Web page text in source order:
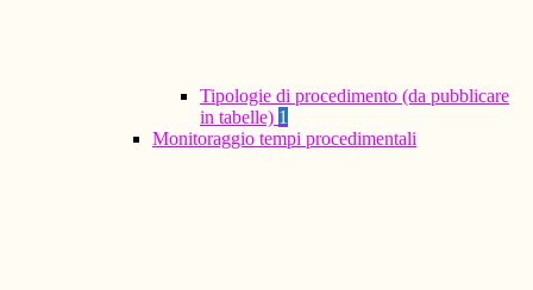
Tipologie di procedimento (da pubblicare
in tabelle) 1
Monitoraggio tempi procedimentali